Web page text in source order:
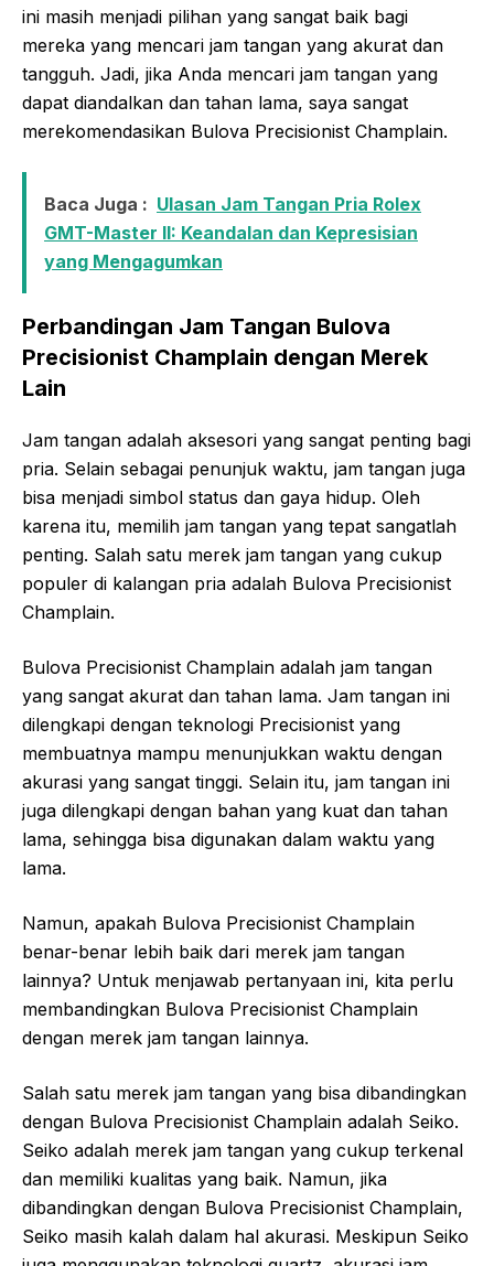
ini masih menjadi pilihan yang sangat baik bagi
mereka yang mencari jam tangan yang akurat dan
tangguh. Jadi, jika Anda mencari jam tangan yang
dapat diandalkan dan tahan lama, saya sangat
merekomendasikan Bulova Precisionist Champlain.
Baca Juga : Ulasan Jam Tangan Pria Rolex
GMT-Master II: Keandalan dan Kepresisian
yang Mengagumkan
Perbandingan Jam Tangan Bulova
Precisionist Champlain dengan Merek
Lain
Jam tangan adalah aksesori yang sangat penting bagi
pria. Selain sebagai penunjuk waktu, jam tangan juga
bisa menjadi simbol status dan gaya hidup. Oleh
karena itu, memilih jam tangan yang tepat sangatlah
penting. Salah satu merek jam tangan yang cukup
populer di kalangan pria adalah Bulova Precisionist
Champlain.
Bulova Precisionist Champlain adalah jam tangan
yang sangat akurat dan tahan lama. Jam tangan ini
dilengkapi dengan teknologi Precisionist yang
membuatnya mampu menunjukkan waktu dengan
akurasi yang sangat tinggi. Selain itu, jam tangan ini
juga dilengkapi dengan bahan yang kuat dan tahan
lama, sehingga bisa digunakan dalam waktu yang
lama.
Namun, apakah Bulova Precisionist Champlain
benar-benar lebih baik dari merek jam tangan
lainnya? Untuk menjawab pertanyaan ini, kita perlu
membandingkan Bulova Precisionist Champlain
dengan merek jam tangan lainnya.
Salah satu merek jam tangan yang bisa dibandingkan
dengan Bulova Precisionist Champlain adalah Seiko.
Seiko adalah merek jam tangan yang cukup terkenal
dan memiliki kualitas yang baik. Namun, jika
dibandingkan dengan Bulova Precisionist Champlain,
Seiko masih kalah dalam hal akurasi. Meskipun Seiko